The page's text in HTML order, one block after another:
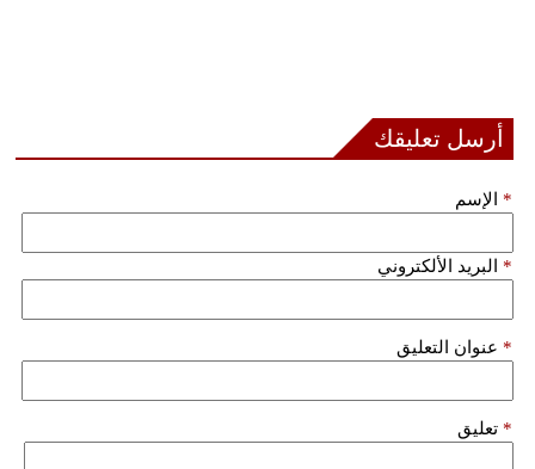
أرسل تعليقك
الإسم *
البريد الألكتروني *
عنوان التعليق *
تعليق *